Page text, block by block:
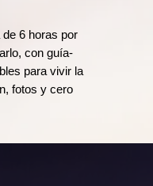
6 horas por
con guía-
para vivir la
fotos y cero